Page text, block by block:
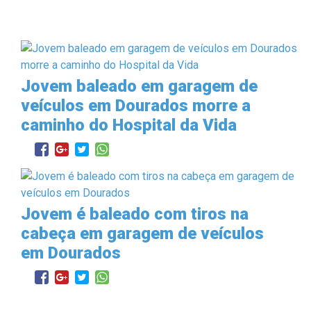
Jovem baleado em garagem de
veículos em Dourados morre a
caminho do Hospital da Vida
Jovem é baleado com tiros na
cabeça em garagem de veículos
em Dourados